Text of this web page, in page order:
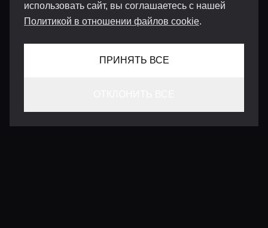
использовать сайт, вы соглашаетесь с нашей
Политикой в отношении файлов cookie.
ПРИНЯТЬ ВСЕ